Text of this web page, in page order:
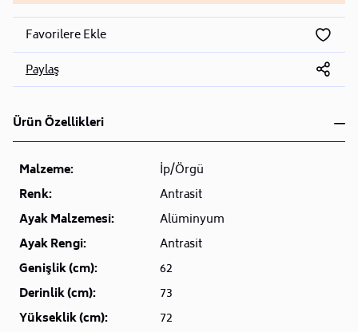
Favorilere Ekle
Paylaş
Ürün Özellikleri
Malzeme:
İp/Örgü
Renk:
Antrasit
Ayak Malzemesi:
Alüminyum
Ayak Rengi:
Antrasit
Genişlik (cm):
62
Derinlik (cm):
73
Yükseklik (cm):
72